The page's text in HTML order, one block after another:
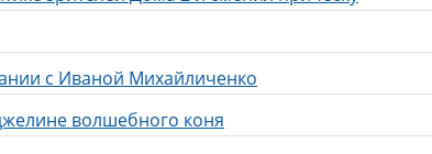
с Иваной Михайличенко
волшебного коня